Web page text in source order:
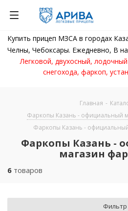
Купить прицеп МЗСА в городах
Челны, Чебоксары. Ежедневно, В
Легковой, двухосный,
снегохода, фаркоп,
Главная -
Фаркопы Казань - официальный
Фаркопы Казань -
Фаркопы Казань -
магазин
6 товаров
Фильтр